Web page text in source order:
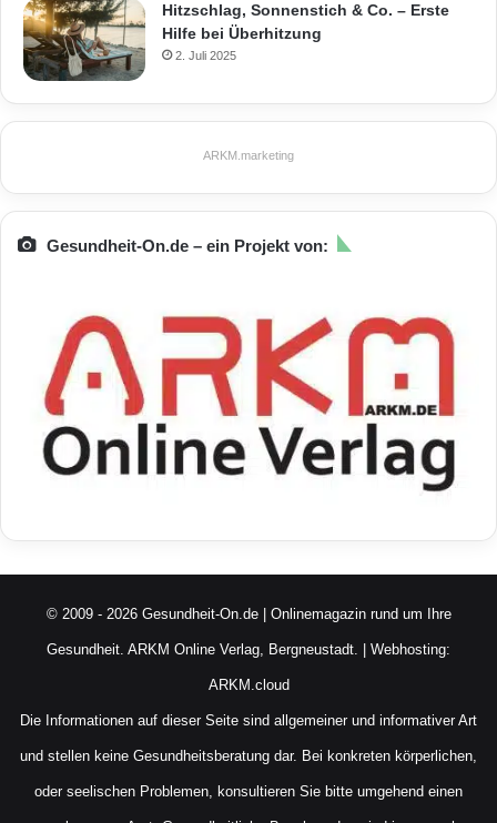
Hitzschlag, Sonnenstich & Co. – Erste
Hilfe bei Überhitzung
2. Juli 2025
ARKM.marketing
Gesundheit-On.de – ein Projekt von:
© 2009 - 2026 Gesundheit-On.de | Onlinemagazin rund um Ihre
Gesundheit. ARKM Online Verlag, Bergneustadt. | Webhosting:
ARKM.cloud
Die Informationen auf dieser Seite sind allgemeiner und informativer Art
und stellen keine Gesundheitsberatung dar. Bei konkreten körperlichen,
oder seelischen Problemen, konsultieren Sie bitte umgehend einen